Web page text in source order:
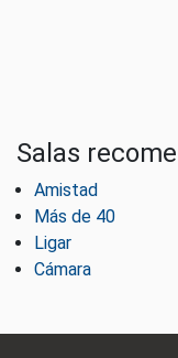
Salas
Amistad
Más de 40
Ligar
Cámara